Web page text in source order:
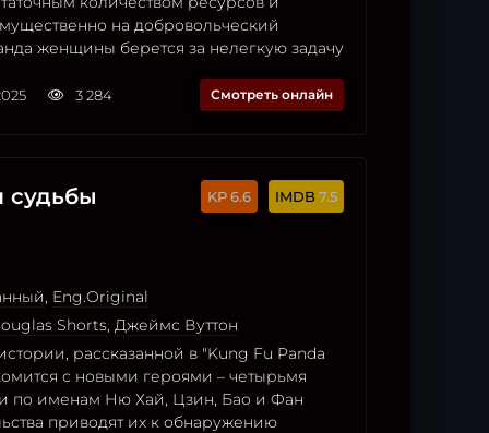
на добровольческий
женщины берется за нелегкую задачу
3 284 Смотреть онлайн
судьбы 6.6 7.5
, Eng.Original
Shorts, Джеймс Вуттон
рассказанной в "Kung Fu Panda
с новыми героями – четырьмя
по именам Ню Хай, Цзин, Бао и Фан
приводят их к обнаружению